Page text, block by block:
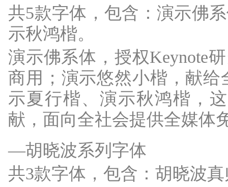
共5款字体，包含：演示佛
示秋鸿楷。
演示佛系体，授权Keynote
商用；演示悠然小楷，献
示夏行楷、演示秋鸿楷，
献，面向全社会提供全媒体
—胡晓波系列字体
共3款字体，包含：胡晓波